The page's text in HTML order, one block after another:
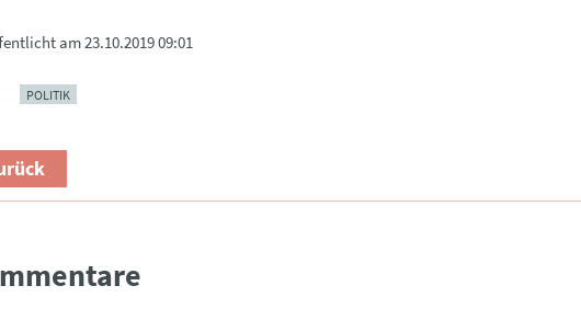
am23.10.2019 09:01
POLITIK